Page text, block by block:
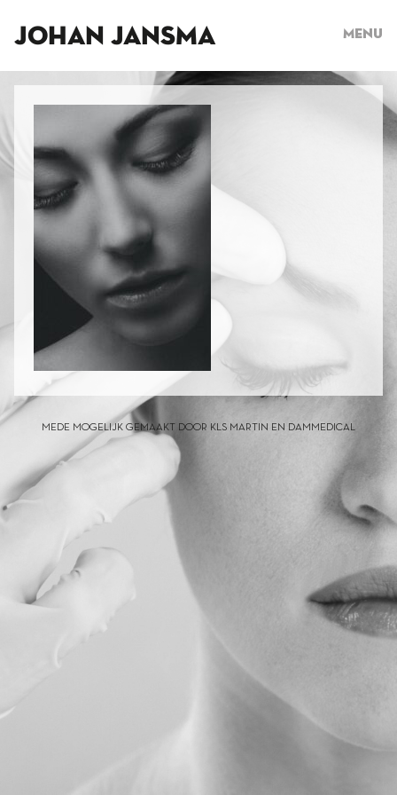
JOHAN JANSMA Menu
MEDE MOGELIJK GEMAAKT DOOR KLS MARTIN EN DAMMEDICAL